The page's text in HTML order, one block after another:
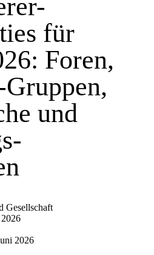
für
Foren,
und
Gesellschaft
2026